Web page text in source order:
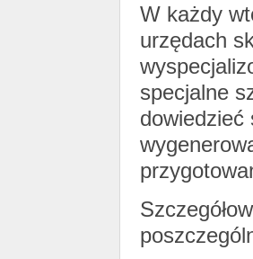
W każdy
urzędach
specjalne
dowiedzieć